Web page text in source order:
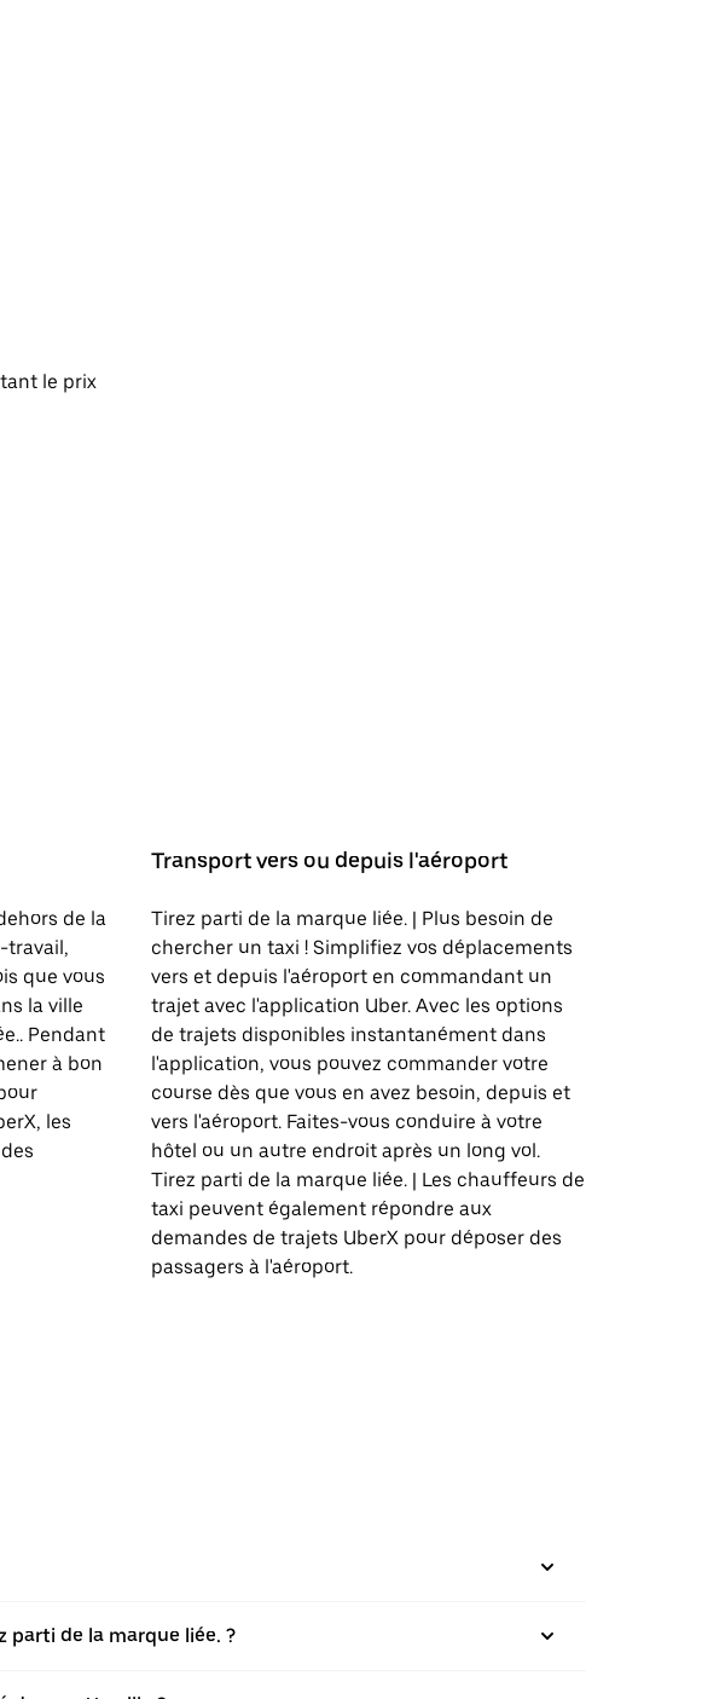
le prix
de la
travail,
que vous
la ville
Pendant
à bon
les
Transport vers ou depuis l'aéroport
Tirez parti de la marque liée. | Plus besoin de
chercher un taxi ! Simplifiez vos déplacements
vers et depuis l'aéroport en commandant un
trajet avec l'application Uber. Avec les options
de trajets disponibles instantanément dans
l'application, vous pouvez commander votre
course dès que vous en avez besoin, depuis et
vers l'aéroport. Faites-vous conduire à votre
hôtel ou un autre endroit après un long vol.
Tirez parti de la marque liée. | Les chauffeurs de
taxi peuvent également répondre aux
demandes de trajets UberX pour déposer des
passagers à l'aéroport.
parti de la marque liée. ?